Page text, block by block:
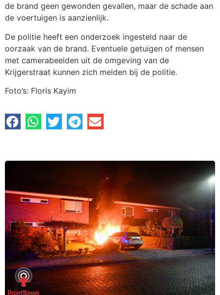
de brand geen gewonden gevallen, maar de schade aan
de voertuigen is aanzienlijk.
De politie heeft een onderzoek ingesteld naar de
oorzaak van de brand. Eventuele getuigen of mensen
met camerabeelden uit de omgeving van de
Krijgerstraat kunnen zich melden bij de politie.
Foto’s: Floris Kayim